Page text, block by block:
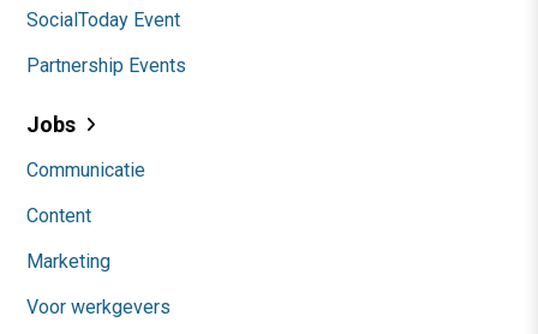
SocialToday Event
Partnership Events
Jobs
Communicatie
Content
Marketing
Voor werkgevers